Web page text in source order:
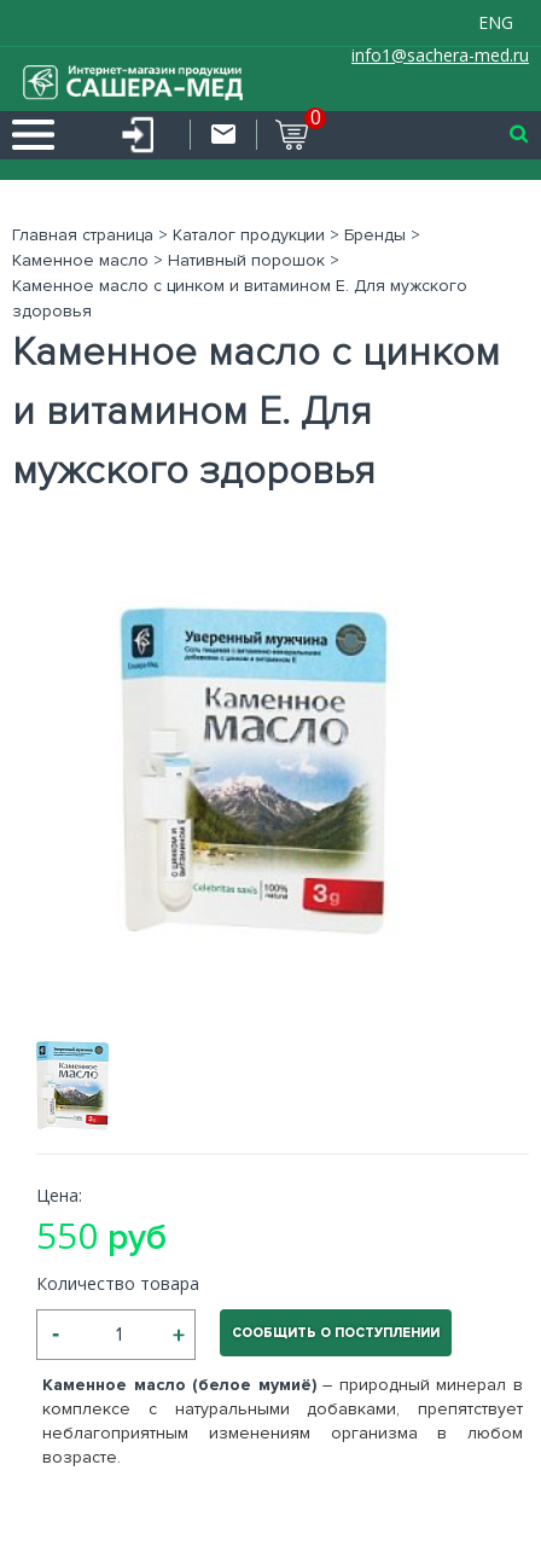
ENG
info1@sachera-med.ru
0
Главная страница > Каталог продукции > Бренды >
Каменное масло > Нативный порошок >
Каменное масло с цинком и витамином Е. Для мужского
здоровья
Каменное масло с цинком
и витамином Е. Для
мужского здоровья
Каменное масло (белое мумиё)– природный минерал в
комплексе с натуральными добавками, препятствует
неблагоприятным изменениям организма в любом
возрасте.
Цена:
550 руб
Количество товара
СООБЩИТЬ О ПОСТУПЛЕНИИ